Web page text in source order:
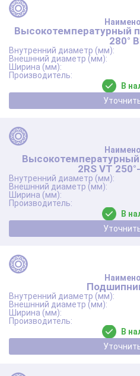
Высокотемпературный
280°
В
2RS VT
В
В